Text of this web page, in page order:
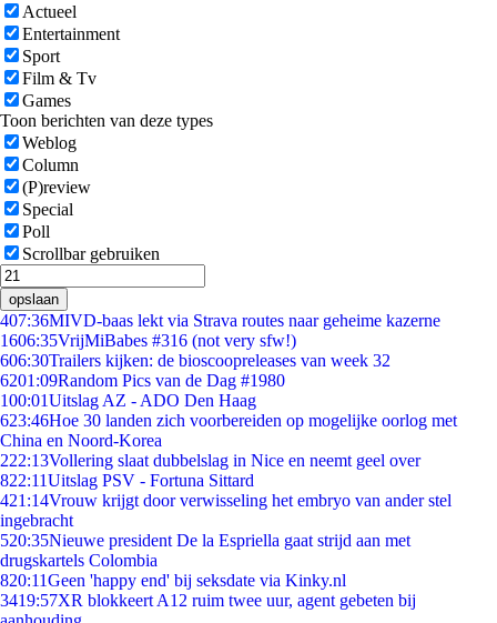
Actueel
Entertainment
Sport
Film & Tv
Games
Toon berichten van deze types
Weblog
Column
(P)review
Special
Poll
Scrollbar gebruiken
opslaan
407:36MIVD-baas lekt via Strava routes naar geheime kazerne
1606:35VrijMiBabes #316 (not very sfw!)
606:30Trailers kijken: de bioscoopreleases van week 32
6201:09Random Pics van de Dag #1980
100:01Uitslag AZ - ADO Den Haag
623:46Hoe 30 landen zich voorbereiden op mogelijke oorlog met
China en Noord-Korea
222:13Vollering slaat dubbelslag in Nice en neemt geel over
822:11Uitslag PSV - Fortuna Sittard
421:14Vrouw krijgt door verwisseling het embryo van ander stel
ingebracht
520:35Nieuwe president De la Espriella gaat strijd aan met
drugskartels Colombia
820:11Geen 'happy end' bij seksdate via Kinky.nl
3419:57XR blokkeert A12 ruim twee uur, agent gebeten bij